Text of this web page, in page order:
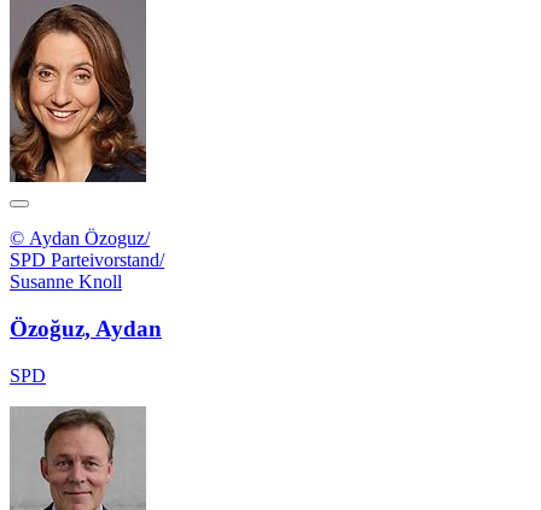
© Aydan Özoguz/
SPD Parteivorstand/
Susanne Knoll
Özoğuz, Aydan
SPD